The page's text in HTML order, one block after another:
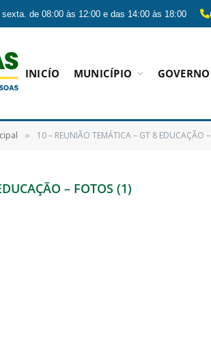
de 08:00 às 12:00 e das 14:00 às 18:00
INICÍO MUNICÍPIO GOVERNO
» 10 – REUNIÃO TEMÁTICA – GT 8 EDUCAÇÃO
– FOTOS (1)